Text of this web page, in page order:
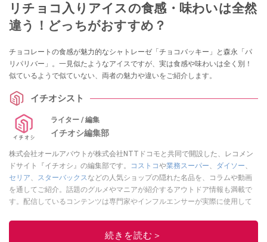
リチョコ入りアイスの食感・味わいは全然
違う！どっちがおすすめ？
チョコレートの食感が魅力的なシャトレーゼ「チョコバッキー」と森永「パ
リパリバー」。一見似たようなアイスですが、実は食感や味わいは全く別！
似ているようで似ていない、両者の魅力や違いをご紹介します。
イチオシスト
ライター / 編集
イチオシ編集部
株式会社オールアバウトが株式会社NTTドコモと共同で開設した、レコメン
ドサイト『イチオシ』の編集部です。
コストコや業務スーパー、 ダイソー、
セリア、 スターバックスなどの人気ショップの隠れた名品を、コラムや動画
を通してご紹介。話題のグルメやマニアが紹介するアウトドア情報も満載で
す。配信しているコンテンツは専門家やインフルエンサーが実際に使用して
ニュースでフォロー
続きを読む＞